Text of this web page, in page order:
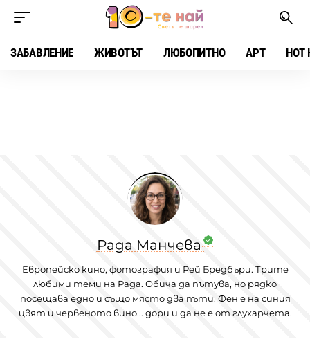
ЗАБАВЛЕНИЕ ЖИВОТЪТ ЛЮБОПИТНО АРТ HOT
Рада Манчева
Европейско кино, фотография и Рей Бредбъри. Трите
любими теми на Рада. Обича да пътува, но рядко
посещава едно и също място два пъти. Фен е на синия
цвят и червеното вино... дори и да не е от глухарчета.